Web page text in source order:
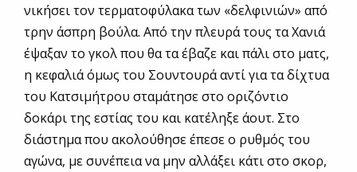
νικήσει τον τερματοφύλακα των «δελφινιών» από
τρην άσπρη βούλα. Από την πλευρά τους τα Χανιά
έψαξαν το γκολ που θα τα έβαζε και πάλι στο ματς,
η κεφαλιά όμως του Σουντουρά αντί για τα δίχτυα
του Κατσιμήτρου σταμάτησε στο οριζόντιο
δοκάρι της εστίας του και κατέληξε άουτ. Στο
διάστημα που ακολούθησε έπεσε ο ρυθμός του
αγώνα, με συνέπεια να μην αλλάξει κάτι στο σκορ,